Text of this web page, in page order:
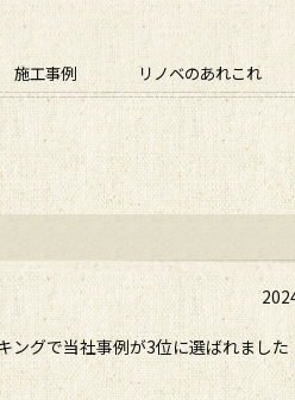
施工事例 リノベのあれこれ
ングで当社事例が3位に選ばれました